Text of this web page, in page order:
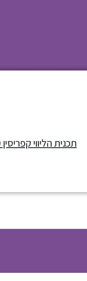
תכנית הליווי קפריסין 360